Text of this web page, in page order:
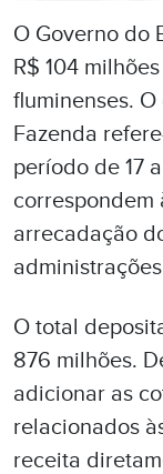
O Governo do
R$ 104
fluminenses.
Fazenda
período de 17
arrecadação
O total
876 milhões.
adicionar as
relacionados
receita